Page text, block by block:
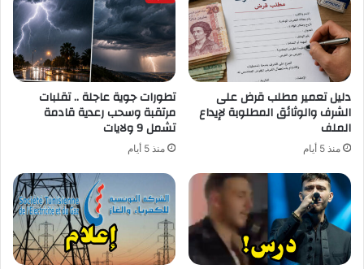
دليل تعمير مطلب قرض على
الشرف والوثائق المطلوبة لإيداع
الملف
منذ 5 أيام
تطورات جوية عاجلة .. تقلبات
مرتقبة وسحب رعدية قادمة
تشمل 9 ولايات
منذ 5 أيام